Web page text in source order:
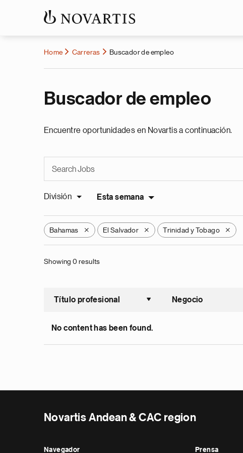
Home Carreras Buscador de empleo
Buscador de empleo
Encuentre oportunidades en Novartis a continuación.
División Esta semana
Bahamas X El Salvador X Trinidad y Tobago X
Showing 0 results
Título profesional
Ordenar
Negocio
No content has been found.
Novartis Andean & CAC region
Navegador Prensa